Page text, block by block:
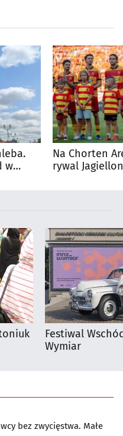
w
Na Chorten
rywal
Festiwal
Wymiar
bez zwycięstwa. Małe